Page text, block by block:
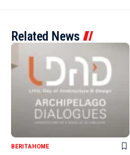
Related News
BERITAHOME